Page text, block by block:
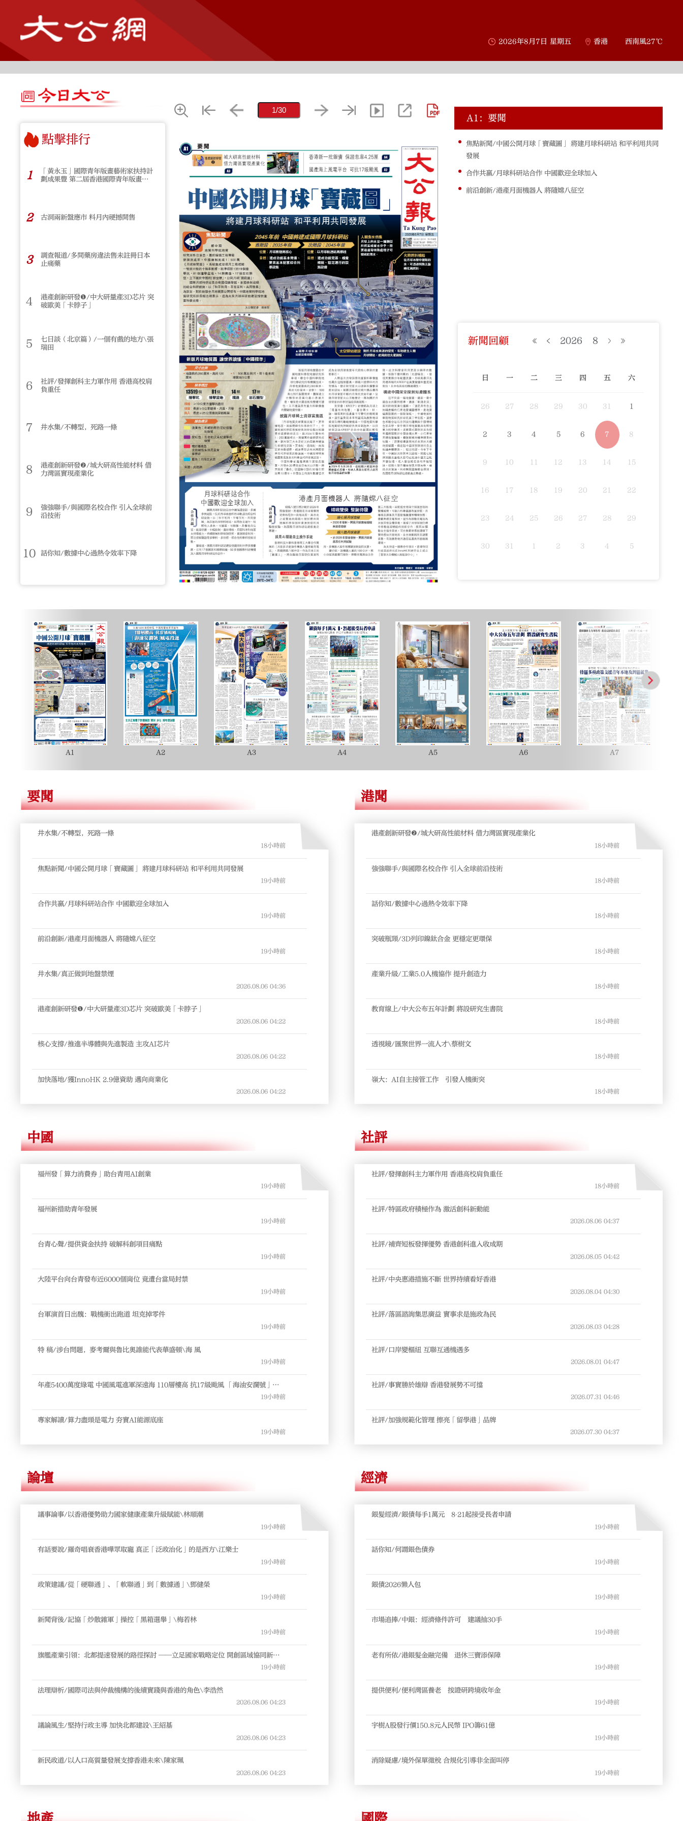
2026年8月7日 星期五 香港 西南風27℃
點擊排行
1
「黃永玉」國際青年版畫藝術家扶持計
劃成果豐 第二屆香港國際青年版畫展
2 古洞兩新盤應市 料月內硬撼開售
3
調查報道/多間藥房違法售未註冊日本
止痛藥
4
港產創新研發❶/中大研量產3D芯片 突
破歐美「卡脖子」
5
七日談（北京篇）/一個有戲的地方\張
瑞田
6
社評/發揮創科主力軍作用 香港高校肩
負重任
7 井水集/不轉型，死路一條
8
港產創新研發❷/城大研高性能材料 借
力灣區實現產業化
9
強強聯手/與國際名校合作 引入全球前
沿技術
10 話你知/數據中心過熱令效率下降
A1：要聞
焦點新聞/中國公開月球「寶藏圖」 將建月球科研站 和平利用共同
發展
合作共贏/月球科研站合作 中國歡迎全球加入
前沿創新/港產月面機器人 將隨嫦八征空
新聞回顧 2026 8
日 一 二 三 四 五 六
26 27 28 29 30 31 1
2 3 4 5 6 7 8
9 10 11 12 13 14 15
16 17 18 19 20 21 22
23 24 25 26 27 28 29
30 31 1 2 3 4 5
A1 A2 A3 A4 A5 A6 A7
要聞
井水集/不轉型，死路一條
18小時前
焦點新聞/中國公開月球「寶藏圖」 將建月球科研站 和平利用共同發展
19小時前
合作共贏/月球科研站合作 中國歡迎全球加入
19小時前
前沿創新/港產月面機器人 將隨嫦八征空
19小時前
井水集/真正做到地盤禁煙
2026.08.06 04:36
港產創新研發❶/中大研量產3D芯片 突破歐美「卡脖子」
2026.08.06 04:22
核心支撐/推進半導體與先進製造 主攻AI芯片
2026.08.06 04:22
加快落地/獲InnoHK 2.9億資助 邁向商業化
2026.08.06 04:22
港聞
港產創新研發❷/城大研高性能材料 借力灣區實現產業化
18小時前
強強聯手/與國際名校合作 引入全球前沿技術
18小時前
話你知/數據中心過熱令效率下降
18小時前
突破瓶頸/3D列印鎳鈦合金 更穩定更環保
18小時前
產業升級/工業5.0人機協作 提升創造力
18小時前
教育線上/中大公布五年計劃 將設研究生書院
18小時前
透視鏡/匯聚世界一流人才\蔡樹文
18小時前
嶺大：AI自主接管工作 引發人機衝突
18小時前
中國
福州發「算力消費券」助台青用AI創業
19小時前
福州新措助青年發展
19小時前
台青心聲/提供資金扶持 破解科創項目痛點
19小時前
大陸平台向台青發布近6000個崗位 竟遭台當局封禁
19小時前
台軍演首日出醜：戰機衝出跑道 坦克掉零件
19小時前
特 稿/涉台問題，麥考爾與魯比奧誰能代表華盛頓\海 風
19小時前
年產5400萬度綠電 中國風電進軍深遠海 110層樓高 抗17級颱風 「海油安瀾號」風
19小時前
專家解讀/算力盡頭是電力 夯實AI能源底座
19小時前
社評
社評/發揮創科主力軍作用 香港高校肩負重任
18小時前
社評/特區政府積極作為 激活創科新動能
2026.08.06 04:37
社評/補齊短板發揮優勢 香港創科進入收成期
2026.08.05 04:42
社評/中央惠港措施不斷 世界持續看好香港
2026.08.04 04:30
社評/落區諮詢集思廣益 實事求是施政為民
2026.08.03 04:28
社評/口岸變樞紐 互聯互通機遇多
2026.08.01 04:47
社評/事實勝於雄辯 香港發展勢不可擋
2026.07.31 04:46
社評/加強規範化管理 擦亮「留學港」品牌
2026.07.30 04:37
論壇
議事論事/以香港優勢助力國家健康產業升級賦能\林順潮
19小時前
有話要說/羅奇唱衰香港嘩眾取寵 真正「泛政治化」的是西方\江樂士
19小時前
政策建議/從「硬聯通」、「軟聯通」到「數據通」\鄧健榮
19小時前
新聞背後/記協「炒散雜軍」操控「黑箱選舉」\梅若林
19小時前
旗艦產業引領﹕北都提速發展的路徑探討 ——立足國家戰略定位 開創區域協同新實
19小時前
法理辯析/國際司法與仲裁機構的後續實踐與香港的角色\李浩然
2026.08.06 04:23
議論風生/堅持行政主導 加快北都建設\王紹基
2026.08.06 04:23
新民政道/以人口高質量發展支撐香港未來\陳家珮
2026.08.06 04:23
經濟
銀髮經濟/銀債每手1萬元 8‧21起接受長者申請
19小時前
話你知/何謂銀色債券
19小時前
銀債2026懶人包
19小時前
市場追捧/中銀：經濟條件許可 建議抽30手
19小時前
老有所依/港銀髮金融完備 退休三寶添保障
19小時前
提供便利/便利灣區養老 按證研跨境收年金
19小時前
宇樹A股發行價150.8元人民幣 IPO籌61億
19小時前
消除疑慮/境外保單徵稅 合規化引導非全面叫停
19小時前